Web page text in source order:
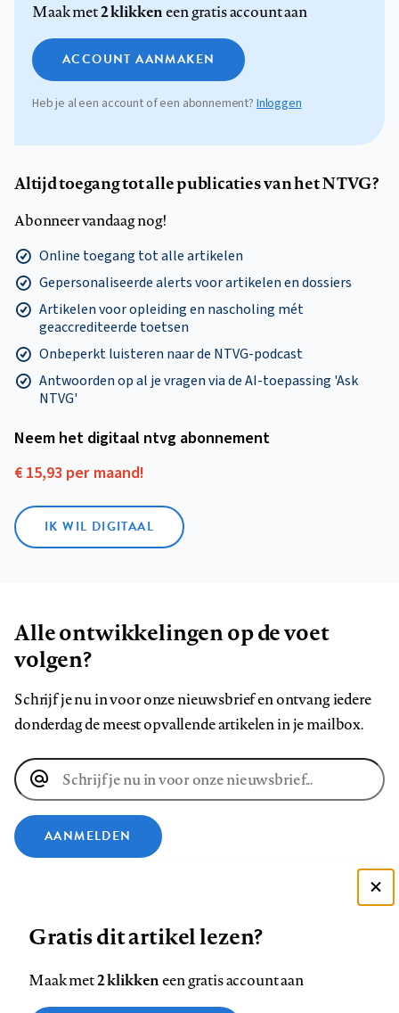
Maak met2 klikkeneen gratis account aan
ACCOUNT AANMAKEN
Heb je al een account of een abonnement?Inloggen
Altijd toegang tot alle publicaties van het NTVG?
Abonneer vandaag nog!
Online toegang tot alle artikelen
Gepersonaliseerde alerts voor artikelen en dossiers
Artikelen voor opleiding en nascholing mét
geaccrediteerde toetsen
Onbeperkt luisteren naar de NTVG-podcast
Antwoorden op al je vragen via de AI-toepassing 'Ask
NTVG'
Neem het digitaal ntvg abonnement
€ 15,93 per maand!
IK WIL DIGITAAL
Alle ontwikkelingen op de voet
volgen?
Schrijf je nu in voor onze nieuwsbrief en ontvang iedere
donderdag de meest opvallende artikelen in je mailbox.
E-
mailadres
AANMELDEN
ons
op
ons
op
ons
op
ons
op
ons
op
ons
Gratis dit artikel lezen?
Maak met2 klikkeneen gratis account aan
Zie onze cookie policy